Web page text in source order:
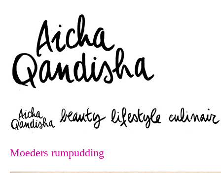
Moeders rumpudding